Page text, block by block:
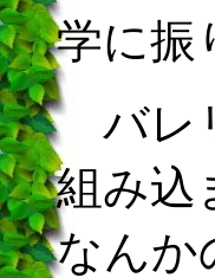
学に振
バレ
組み込
なんか